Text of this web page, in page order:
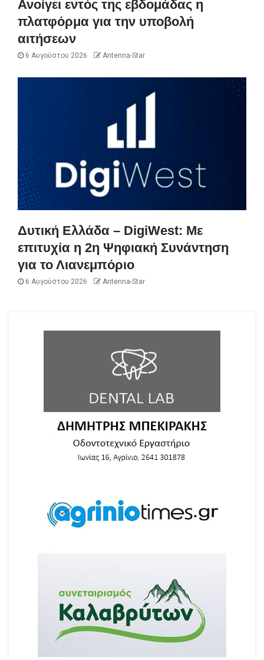
Ανοίγει εντός της εβδομάδας η
πλατφόρμα για την υποβολή
αιτήσεων
6 Αυγούστου 2026 Antenna-Star
Δυτική Ελλάδα – DigiWest: Με
επιτυχία η 2η Ψηφιακή Συνάντηση
για το Λιανεμπόριο
6 Αυγούστου 2026 Antenna-Star